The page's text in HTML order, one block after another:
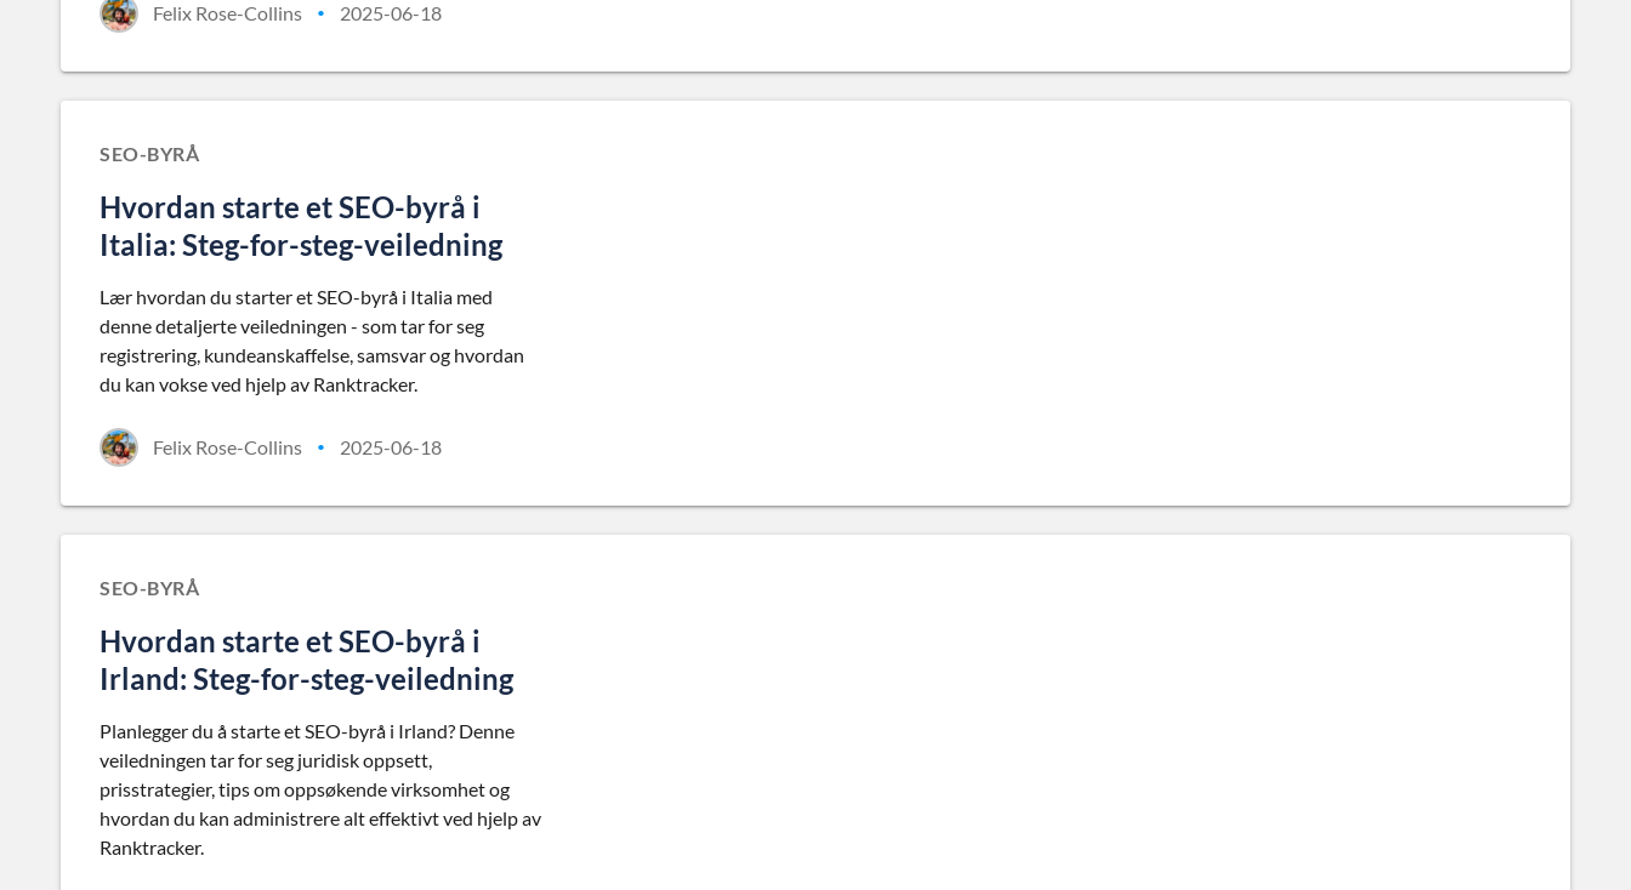
Felix Rose-Collins • 2025-06-18
SEO-BYRÅ
Hvordan starte et SEO-byrå i
Italia: Steg-for-steg-veiledning
Lær hvordan du starter et SEO-byrå i Italia med
denne detaljerte veiledningen - som tar for seg
registrering, kundeanskaffelse, samsvar og hvordan
du kan vokse ved hjelp av Ranktracker.
Felix Rose-Collins • 2025-06-18
SEO-BYRÅ
Hvordan starte et SEO-byrå i
Irland: Steg-for-steg-veiledning
Planlegger du å starte et SEO-byrå i Irland? Denne
veiledningen tar for seg juridisk oppsett,
prisstrategier, tips om oppsøkende virksomhet og
hvordan du kan administrere alt effektivt ved hjelp av
Ranktracker.